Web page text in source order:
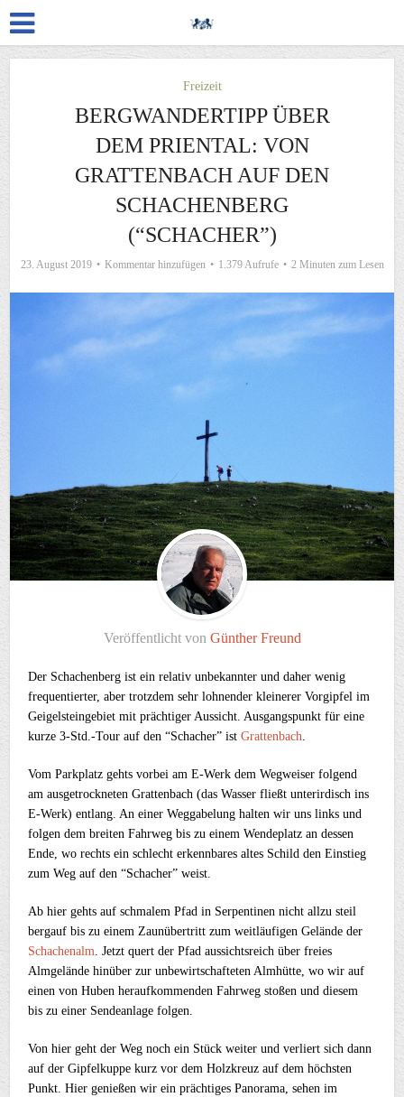
Freizeit
BERGWANDERTIPP ÜBER
DEM PRIENTAL: VON
GRATTENBACH AUF DEN
SCHACHENBERG
(“SCHACHER”)
23. August 2019 Kommentar hinzufügen 1.379 Aufrufe 2 Minuten zum Lesen
Veröffentlicht von Günther Freund
Der Schachenberg ist ein relativ unbekannter und daher wenig
frequentierter, aber trotzdem sehr lohnender kleinerer Vorgipfel im
Geigelsteingebiet mit prächtiger Aussicht. Ausgangspunkt für eine
kurze 3-Std.-Tour auf den “Schacher” istGrattenbach.
Vom Parkplatz gehts vorbei am E-Werk dem Wegweiser folgend
am ausgetrockneten Grattenbach (das Wasser fließt unterirdisch ins
E-Werk) entlang. An einer Weggabelung halten wir uns links und
folgen dem breiten Fahrweg bis zu einem Wendeplatz an dessen
Ende, wo rechts ein schlecht erkennbares altes Schild den Einstieg
zum Weg auf den “Schacher” weist.
Ab hier gehts auf schmalem Pfad in Serpentinen nicht allzu steil
bergauf bis zu einem Zaunübertritt zum weitläufigen Gelände der
Schachenalm. Jetzt quert der Pfad aussichtsreich über freies
Almgelände hinüber zur unbewirtschafteten Almhütte, wo wir auf
einen von Huben heraufkommenden Fahrweg stoßen und diesem
bis zu einer Sendeanlage folgen.
Von hier geht der Weg noch ein Stück weiter und verliert sich dann
auf der Gipfelkuppe kurz vor dem Holzkreuz auf dem höchsten
Punkt. Hier genießen wir ein prächtiges Panorama, sehen im